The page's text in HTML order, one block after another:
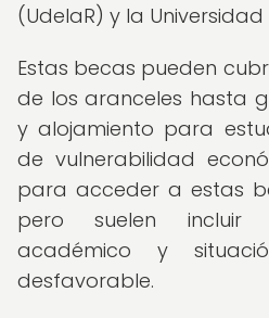
(UdelaR) y la
Estas becas pueden
de los aranceles hasta
y alojamiento para
de vulnerabilidad
para acceder a estas
pero suelen incluir
académico y
desfavorable.